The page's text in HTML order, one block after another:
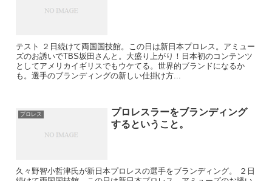
テスト ２日続けて両国国技館。この日は新日本プロレス。アミュー
ズのお誘いでTBS坂田さんと。大盛り上がり！日本初のコンテンツ
としてアメリカイギリスでもウケてる。世界的ブランドになるか
も。選手のブランディングの新しい仕掛け方...
プロレス
プロレスラーをブランディング
するということ。
久々野智小哲津氏が新日本プロレスの選手をブランディング。 ２日